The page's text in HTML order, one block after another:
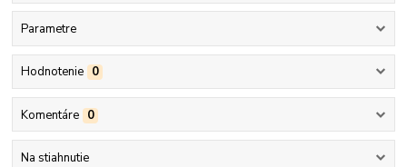
Parametre
Hodnotenie 0
Komentáre 0
Na stiahnutie